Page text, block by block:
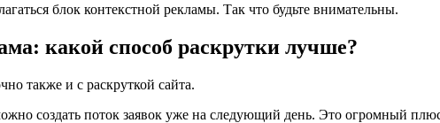
блок контекстной рекламы. Так что будьте внимательны.
какой способ раскрутки лучше?
также и с раскруткой сайта.
создать поток заявок уже на следующий день. Это огромный